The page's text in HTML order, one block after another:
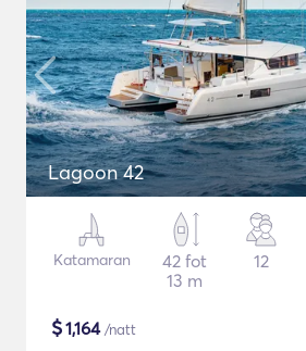
Lagoon 42
Katamaran
42 fot
13 m
12
$1,164/natt